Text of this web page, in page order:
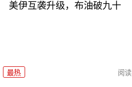
美伊互袭升级，布油破九十
最热 阅读